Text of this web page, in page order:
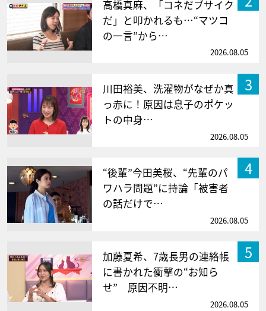
高橋真麻、「コネだブサイク
だ」と叩かれるも…“マツコ
の一言”から…
2026.08.05
3
川田裕美、洗濯物がなぜか真
っ赤に！原因は息子のポケッ
トの中身…
2026.08.05
4
“後輩”今田美桜、“先輩のパ
ワハラ問題”に持論「被害者
の話だけで…
2026.08.05
5
加藤夏希、7歳長男の連絡帳
に書かれた衝撃の“お知ら
せ” 原因不明…
2026.08.05